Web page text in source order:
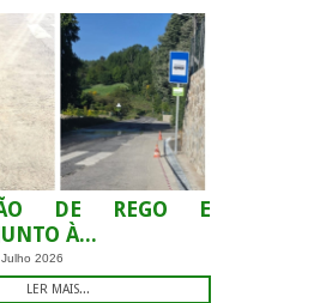
DE REGO E
À...
2026
LER MAIS...